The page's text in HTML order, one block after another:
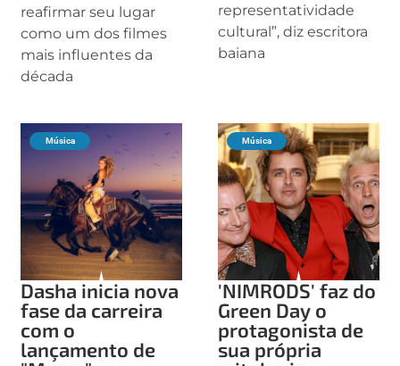
reafirmar seu lugar
como um dos filmes
mais influentes da
década
representatividade
cultural”, diz escritora
baiana
Música
Dasha inicia nova
fase da carreira
com o
lançamento de
Música
'NIMRODS' faz do
Green Day o
protagonista de
sua própria